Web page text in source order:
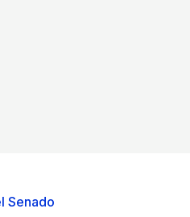
Senado